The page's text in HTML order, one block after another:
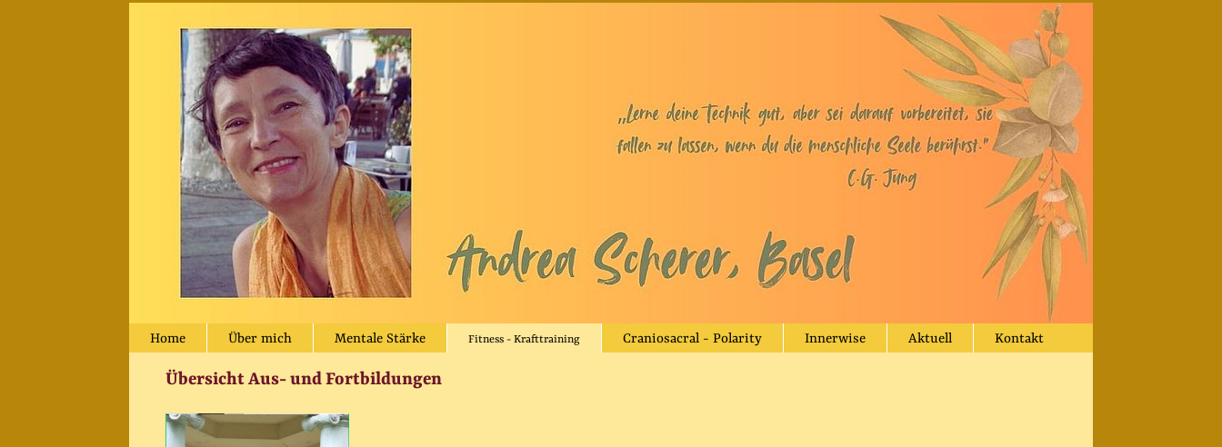
Home Über mich Mentale Stärke Fitness - Krafttraining Craniosacral - Polarity Innerwise Aktuell Kontakt
Übersicht Aus- und Fortbildungen